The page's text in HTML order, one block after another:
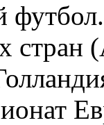
стран